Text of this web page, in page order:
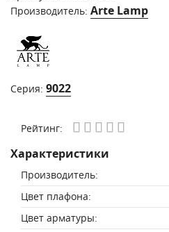
Производитель: Arte Lamp
Серия: 9022
Рейтинг:
Характеристики
Производитель:
Цвет плафона:
Цвет арматуры: